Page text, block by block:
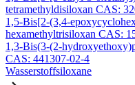
tetramethyldisiloxan CAS:
1,5-Bis[2-(3,4-
hexamethyltrisiloxan CAS:
1,3-Bis(3-(2-
CAS: 441307-02-4
Wasserstoffsiloxane